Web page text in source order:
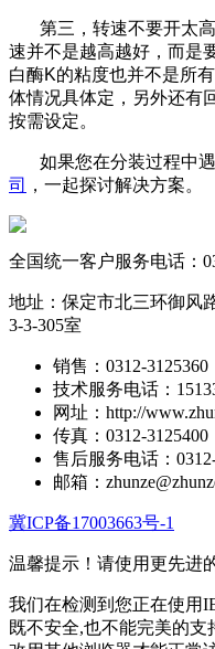
第三，转速不要开太
速并不是越高越好，而是
白酶K的粘度也并不是所
体情况具体定，另外还有
按需设定。
如果您在分装过程中
司
，一起探讨解决方案。
全国统一客户服务电话：
地址：保定市北三环御风
3-3-305室
销售：0312-3125360
技术服务电话：
网址：http://
传真：0312-3125400
售后服务电话：
邮箱：
冀ICP备17003663号-1
温馨提示！ 请使用更先进
我们在检测到您正在使用
既不安全,也不能完美的